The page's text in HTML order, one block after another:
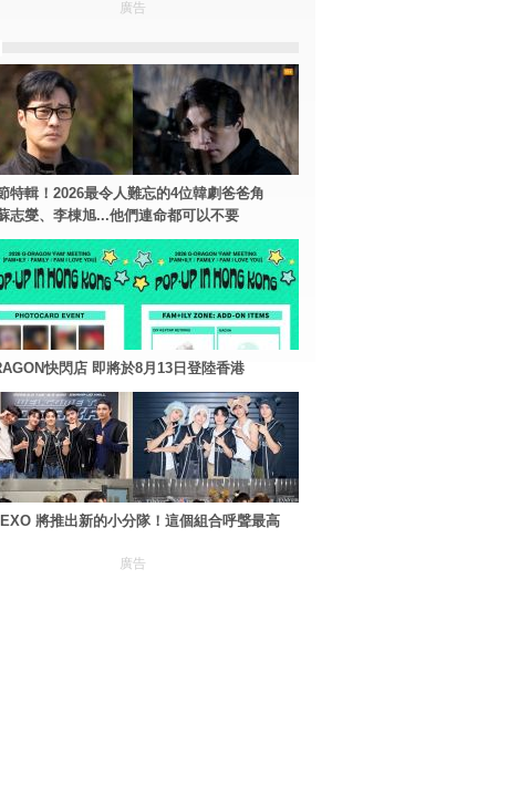
廣告
特輯！2026最令人難忘的4位韓劇爸爸角
志燮、李棟旭...他們連命都可以不要
快閃店 即將於8月13日登陸香港
將推出新的小分隊！這個組合呼聲最高
廣告